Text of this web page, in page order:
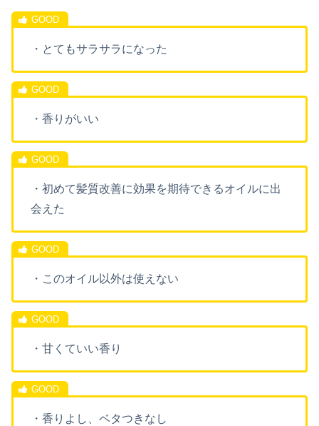
・とてもサラサラになった
・香りがいい
・初めて髪質改善に効果を期待できるオイルに出
会えた
・このオイル以外は使えない
・甘くていい香り
・香りよし、ベタつきなし